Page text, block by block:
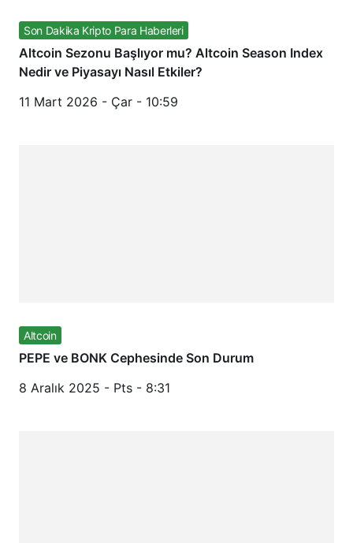
Son Dakika Kripto Para Haberleri
Altcoin Sezonu Başlıyor mu? Altcoin Season Index
Nedir ve Piyasayı Nasıl Etkiler?
11 Mart 2026 - Çar - 10:59
Altcoin
PEPE ve BONK Cephesinde Son Durum
8 Aralık 2025 - Pts - 8:31